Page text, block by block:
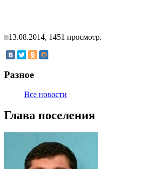
13.08.2014, 1451 просмотр.
Разное
Все новости
Глава поселения